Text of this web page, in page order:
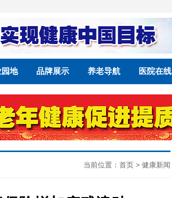
园地 品牌展示 养老导航 医院在线
当前位置： 首页 > 健康新闻